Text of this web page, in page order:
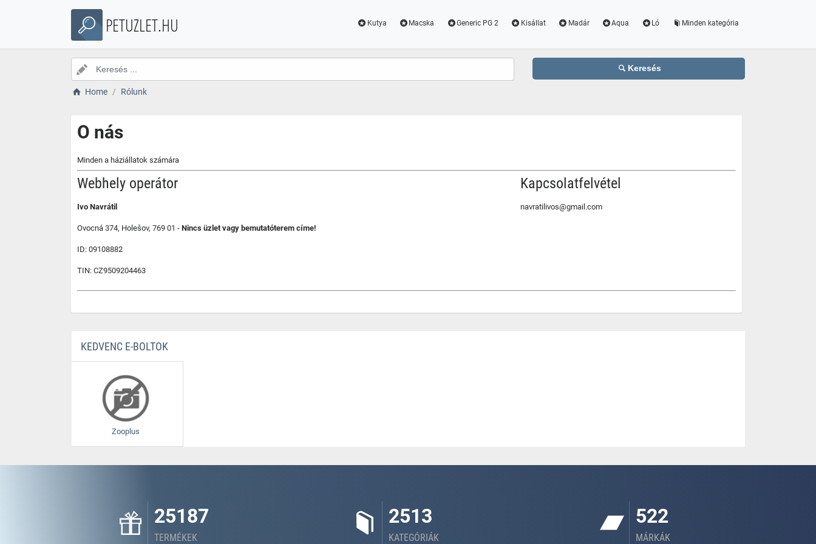
PETUZLET.HU Kutya Macska Generic PG 2 Kisállat Madár Aqua Ló Minden kategória
Keresés
Home Rólunk
O nás
Minden a háziállatok számára
Webhely operátor
Ivo Navrátil
Ovocná 374, Holešov, 769 01 - Nincs üzlet vagy bemutatóterem címe!
ID: 09108882
TIN: CZ9509204463
Kapcsolatfelvétel
navratilivos@gmail.com
KEDVENC E-BOLTOK
Zooplus
25187
TERMÉKEK
2513
KATEGÓRIÁK
522
MÁRKÁK